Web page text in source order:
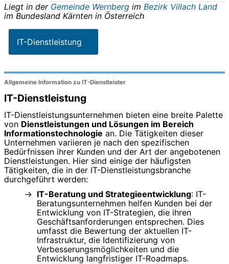
Liegt in der Gemeinde Wernberg im Bezirk Villach Land
im Bundesland Kärnten in Österreich
IT-Dienstleistung
Allgemeine Information zu IT-Dienstleister
IT-Dienstleistung
IT-Dienstleistungsunternehmen bieten eine breite Palette
von Dienstleistungen und Lösungen im Bereich
Informationstechnologie an. Die Tätigkeiten dieser
Unternehmen variieren je nach den spezifischen
Bedürfnissen ihrer Kunden und der Art der angebotenen
Dienstleistungen. Hier sind einige der häufigsten
Tätigkeiten, die in der IT-Dienstleistungsbranche
durchgeführt werden:
IT-Beratung und Strategieentwicklung: IT-
Beratungsunternehmen helfen Kunden bei der
Entwicklung von IT-Strategien, die ihren
Geschäftsanforderungen entsprechen. Dies
umfasst die Bewertung der aktuellen IT-
Infrastruktur, die Identifizierung von
Verbesserungsmöglichkeiten und die
Entwicklung langfristiger IT-Roadmaps.